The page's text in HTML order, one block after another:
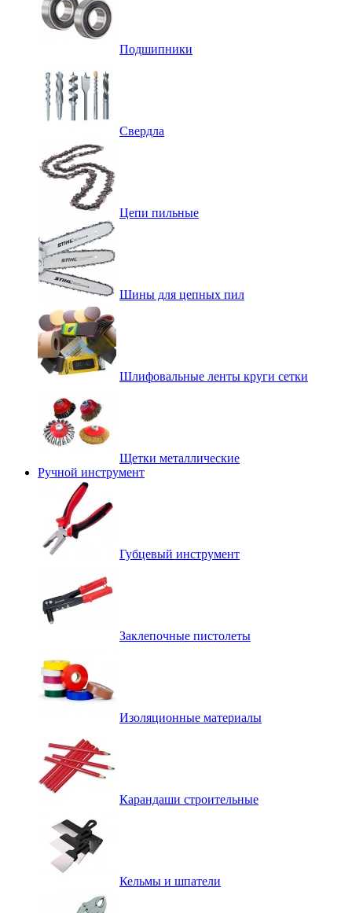
Подшипники
Свердла
Цепи пильные
Шины для цепных пил
Шлифовальные ленты круги сетки
Щетки металлические
Ручной инструмент
Губцевый инструмент
Заклепочные пистолеты
Изоляционные материалы
Карандаши строительные
Кельмы и шпатели